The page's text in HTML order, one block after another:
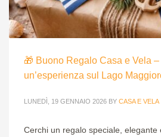
🎁 Buono Regalo Casa e Vela
un’esperienza sul Lago
LUNEDÌ, 19 GENNAIO 2026 BY CASA E VELA
Cerchi un regalo speciale, elegante